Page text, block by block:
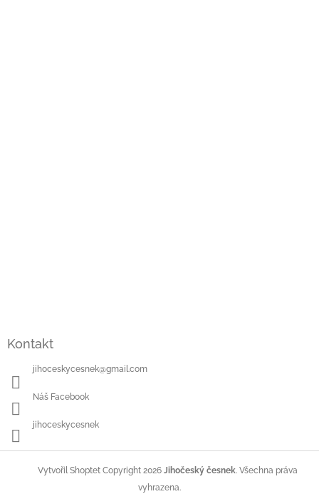
Kontakt
jihoceskycesnek@gmail.com
Náš Facebook
jihoceskycesnek
Vytvořil Shoptet Copyright 2026Jihočeský česnek. Všechna práva
vyhrazena.